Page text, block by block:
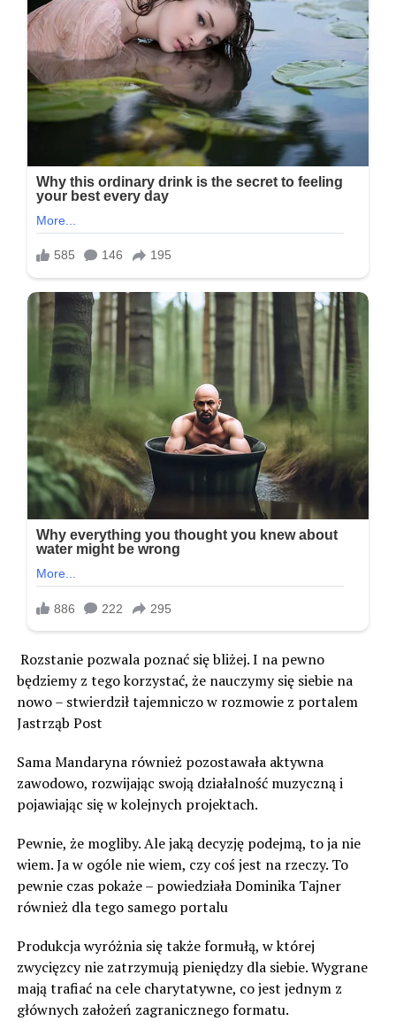
Rozstanie pozwala poznać się bliżej. I na pewno
będziemy z tego korzystać, że nauczymy się siebie na
nowo – stwierdził tajemniczo w rozmowie z portalem
Jastrząb Post
Sama Mandaryna również pozostawała aktywna
zawodowo, rozwijając swoją działalność muzyczną i
pojawiając się w kolejnych projektach.
Pewnie, że mogliby. Ale jaką decyzję podejmą, to ja nie
wiem. Ja w ogóle nie wiem, czy coś jest na rzeczy. To
pewnie czas pokaże – powiedziała Dominika Tajner
również dla tego samego portalu
Produkcja wyróżnia się także formułą, w której
zwycięzcy nie zatrzymują pieniędzy dla siebie. Wygrane
mają trafiać na cele charytatywne, co jest jednym z
głównych założeń zagranicznego formatu.